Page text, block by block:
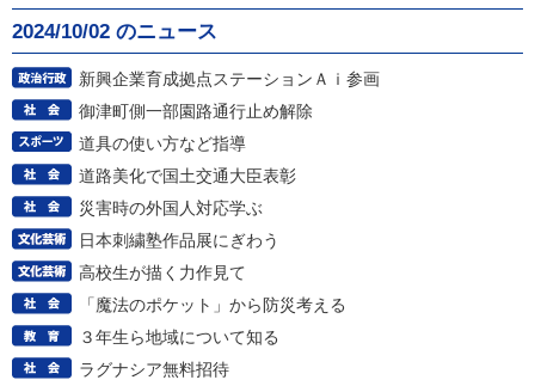
2024/10/02 のニュース
新興企業育成拠点ステーションＡｉ参画
御津町側一部園路通行止め解除
道具の使い方など指導
道路美化で国土交通大臣表彰
災害時の外国人対応学ぶ
日本刺繍塾作品展にぎわう
高校生が描く力作見て
「魔法のポケット」から防災考える
３年生ら地域について知る
ラグナシア無料招待